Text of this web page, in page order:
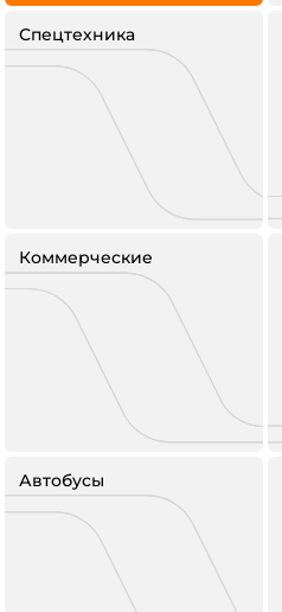
Спецтехника
Коммерческие
Автобусы